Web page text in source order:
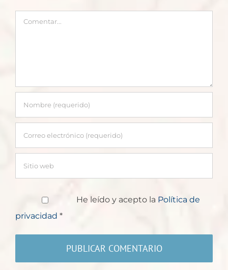
Comentar
He leído y acepto la Política de
privacidad *